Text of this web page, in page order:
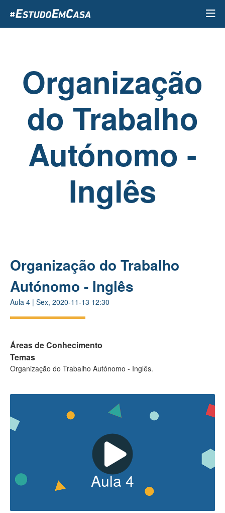
para
o
Organização
do Trabalho
Autónomo -
Inglês
Organização do Trabalho
Autónomo - Inglês
Aula 4 | Sex, 2020-11-13 12:30
Áreas de Conhecimento
Temas
Organização do Trabalho Autónomo - Inglês.
Aula 4